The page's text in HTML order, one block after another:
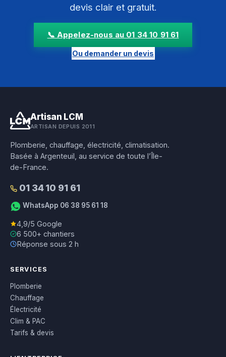
devis clair et gratuit.
📞 Appelez-nous au 01 34 10 91 61
Ou demander un devis
Artisan LCM
ARTISAN DEPUIS 2011
Plomberie, chauffage, électricité, climatisation.
Basée à Argenteuil, au service de toute l’Île-
de-France.
01 34 10 91 61
WhatsApp 06 38 95 61 18
4,9/5 Google
6 500+ chantiers
Réponse sous 2 h
SERVICES
Plomberie
Chauffage
Électricité
Clim & PAC
Tarifs & devis